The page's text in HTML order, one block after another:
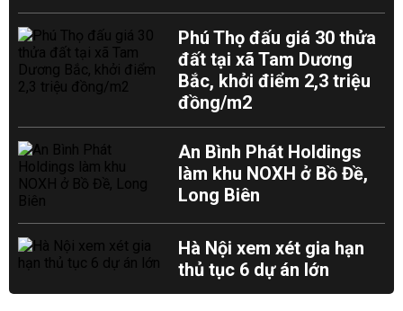
Phú Thọ đấu giá 30 thửa
đất tại xã Tam Dương
Bắc, khởi điểm 2,3 triệu
đồng/m2
An Bình Phát Holdings
làm khu NOXH ở Bồ Đề,
Long Biên
Hà Nội xem xét gia hạn
thủ tục 6 dự án lớn